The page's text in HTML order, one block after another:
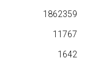
1862359
11767
1642